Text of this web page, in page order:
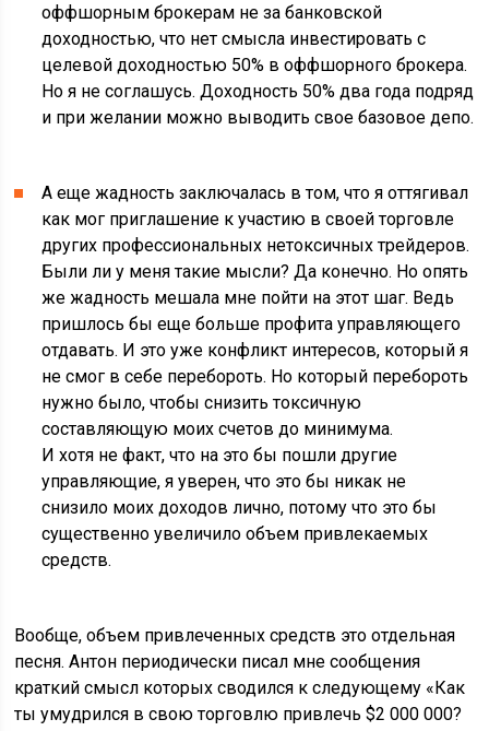
оффшорным брокерам не за банковской
доходностью, что нет смысла инвестировать с
целевой доходностью 50% в оффшорного брокера.
Но я не соглашусь. Доходность 50% два года подряд
и при желании можно выводить свое базовое депо.
А еще жадность заключалась в том, что я оттягивал
как мог приглашение к участию в своей торговле
других профессиональных нетоксичных трейдеров.
Были ли у меня такие мысли? Да конечно. Но опять
же жадность мешала мне пойти на этот шаг. Ведь
пришлось бы еще больше профита управляющего
отдавать. И это уже конфликт интересов, который я
не смог в себе перебороть. Но который перебороть
нужно было, чтобы снизить токсичную
составляющую моих счетов до минимума.
И хотя не факт, что на это бы пошли другие
управляющие, я уверен, что это бы никак не
снизило моих доходов лично, потому что это бы
существенно увеличило объем привлекаемых
средств.
Вообще, объем привлеченных средств это отдельная
песня. Антон периодически писал мне сообщения
краткий смысл которых сводился к следующему «Как
ты умудрился в свою торговлю привлечь $2 000 000?